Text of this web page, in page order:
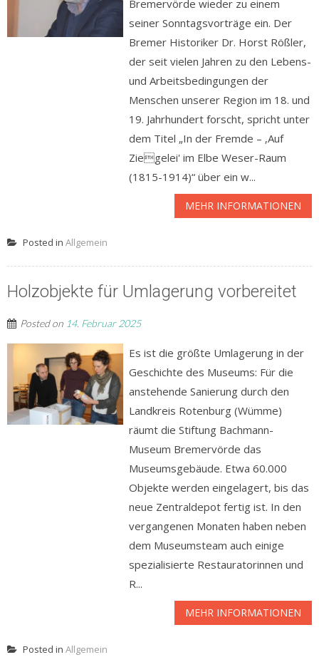
Bremervörde wieder zu einem
seiner Sonntagsvorträge ein. Der
Bremer Historiker Dr. Horst Rößler,
der seit vielen Jahren zu den Lebens-
und Arbeitsbedingungen der
Menschen unserer Region im 18. und
19. Jahrhundert forscht, spricht unter
dem Titel „In der Fremde – ‚Auf
Ziegelei' im Elbe Weser-Raum
(1815-1914)“ über ein w...
MEHR INFORMATIONEN
Posted in Allgemein
Holzobjekte für Umlagerung vorbereitet
Posted on 14. Februar 2025
Es ist die größte Umlagerung in der
Geschichte des Museums: Für die
anstehende Sanierung durch den
Landkreis Rotenburg (Wümme)
räumt die Stiftung Bachmann-
Museum Bremervörde das
Museumsgebäude. Etwa 60.000
Objekte werden eingelagert, bis das
neue Zentraldepot fertig ist. In den
vergangenen Monaten haben neben
dem Museumsteam auch einige
spezialisierte Restauratorinnen und
R...
MEHR INFORMATIONEN
Posted in Allgemein